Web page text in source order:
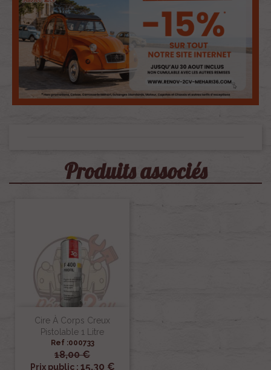
Produits associés
Cire À Corps Creux
Pistolable 1 Litre
Ref :000733
18,00 €
Prix public : 15,30 €